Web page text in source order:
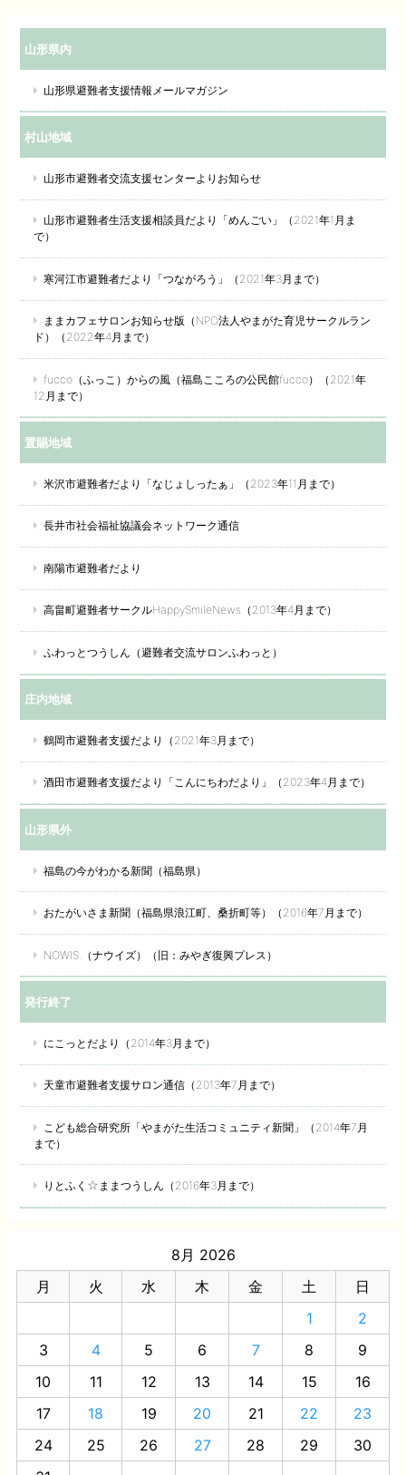
山形県内
山形県避難者支援情報メールマガジン
村山地域
山形市避難者交流支援センターよりお知らせ
山形市避難者生活支援相談員だより「めんごい」（2021年1月ま
で）
寒河江市避難者だより「つながろう」（2021年3月まで）
ままカフェサロンお知らせ版（NPO法人やまがた育児サークルラン
ド）（2022年4月まで）
fucco（ふっこ）からの風（福島こころの公民館fucco）（2021年
12月まで）
置賜地域
米沢市避難者だより「なじょしったぁ」（2023年11月まで）
長井市社会福祉協議会ネットワーク通信
南陽市避難者だより
高畠町避難者サークルHappySmileNews（2013年4月まで）
ふわっとつうしん（避難者交流サロンふわっと）
庄内地域
鶴岡市避難者支援だより（2021年3月まで）
酒田市避難者支援だより「こんにちわだより」（2023年4月まで）
山形県外
福島の今がわかる新聞（福島県）
おたがいさま新聞（福島県浪江町、桑折町等）（2016年7月まで）
NOWIS.（ナウイズ）（旧：みやぎ復興プレス）
発行終了
にこっとだより（2014年3月まで）
天童市避難者支援サロン通信（2013年7月まで）
こども総合研究所「やまがた生活コミュニティ新聞」（2014年7月
まで）
りとふく☆ままつうしん（2016年3月まで）
8月 2026
月
火 水 木 金 土
日
1
2
3
4 5 6 7 8
9
10
11 12 13 14 15
16
17
18 19 20 21 22
23
24
25 26 27 28 29
30